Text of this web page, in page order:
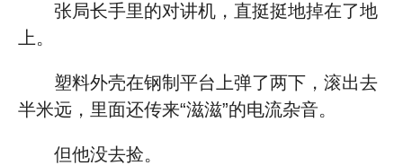
张局长手里的对讲机，直挺挺地掉在了地
上。
塑料外壳在钢制平台上弹了两下，滚出去
半米远，里面还传来“滋滋”的电流杂音。
但他没去捡。